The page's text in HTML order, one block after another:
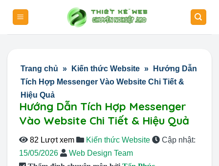
content
Trang chủ » Kiến thức Website »
Hướng Dẫn
Tích Hợp Messenger Vào Website Chi Tiết &
Hiệu Quả
Hướng Dẫn Tích Hợp Messenger
Vào Website Chi Tiết & Hiệu Quả
82 Lượt xem Kiến thức Website
Cập nhật:
15/05/2026
Web Design Team